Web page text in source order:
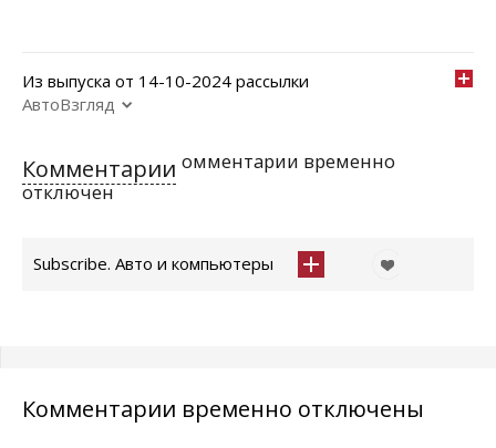
Из выпуска от 14-10-2024 рассылки
АвтоВзгляд
Комментарии омментарии временно
отключен
Subscribe. Авто и компьютеры
Комментарии временно отключены